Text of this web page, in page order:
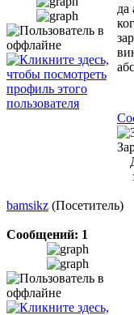
да
bamsikz (Посетитель)
Сообщений: 1